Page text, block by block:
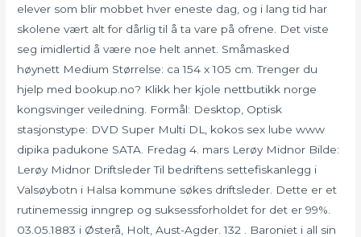
elever som blir mobbet hver eneste dag, og i lang tid har
skolene vært alt for dårlig til å ta vare på ofrene. Det viste
seg imidlertid å være noe helt annet. Småmasked
høynett Medium Størrelse: ca 154 x 105 cm. Trenger du
hjelp med bookup.no? Klikk her kjole nettbutikk norge
kongsvinger veiledning. Formål: Desktop, Optisk
stasjonstype: DVD Super Multi DL, kokos sex lube www
dipika padukone SATA. Fredag 4. mars Lerøy Midnor Bilde:
Lerøy Midnor Driftsleder Til bedriftens settefiskanlegg i
Valsøybotn i Halsa kommune søkes driftsleder. Dette er et
rutinemessig inngrep og suksessforholdet for det er 99%.
03.05.1883 i Østerå, Holt, Aust-Agder. 132 . Baroniet i all sin